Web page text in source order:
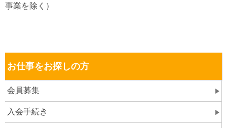
事業を除く）
お仕事をお探しの方
会員募集
入会手続き